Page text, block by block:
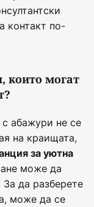
контакт по-
които могат
абажури не се
на краищата,
за уютна
може да
да разберете
може да се